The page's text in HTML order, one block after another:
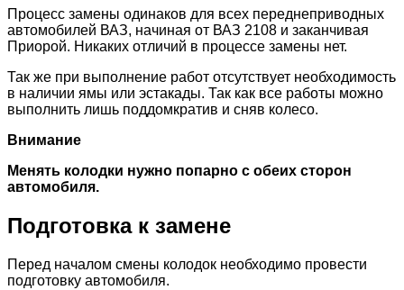
Процесс замены одинаков для всех переднеприводных
автомобилей ВАЗ, начиная от ВАЗ 2108 и заканчивая
Приорой. Никаких отличий в процессе замены нет.
Так же при выполнение работ отсутствует необходимость
в наличии ямы или эстакады. Так как все работы можно
выполнить лишь поддомкратив и сняв колесо.
Внимание
Менять колодки нужно попарно с обеих сторон
автомобиля.
Подготовка к замене
Перед началом смены колодок необходимо провести
подготовку автомобиля.